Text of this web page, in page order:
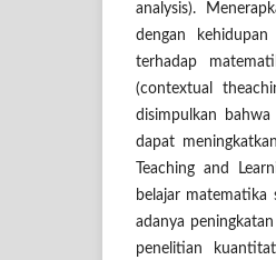
analysis).
dengan
terhadap
(contextual
disimpulkan
dapat
Teaching and
belajar matematika
adanya
penelitian